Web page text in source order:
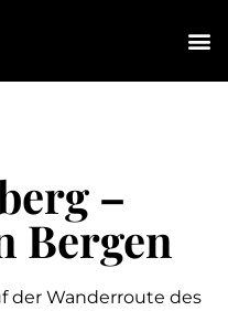
–
Bergen
der Wanderroute des